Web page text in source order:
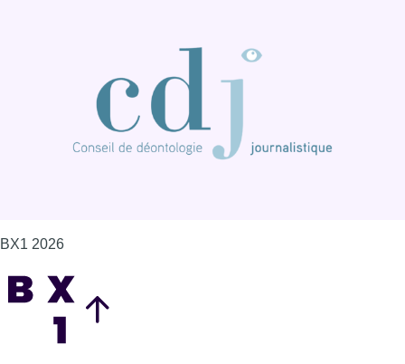
Consulter page Instagram
S'abonner à notre newsletter